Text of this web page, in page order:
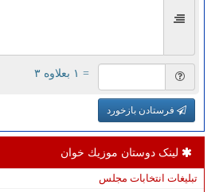
= ۱ بعلاوه ۳
فرستادن بازخورد
لینک دوستان موزیك خوان
تبلیغات انتخابات مجلس